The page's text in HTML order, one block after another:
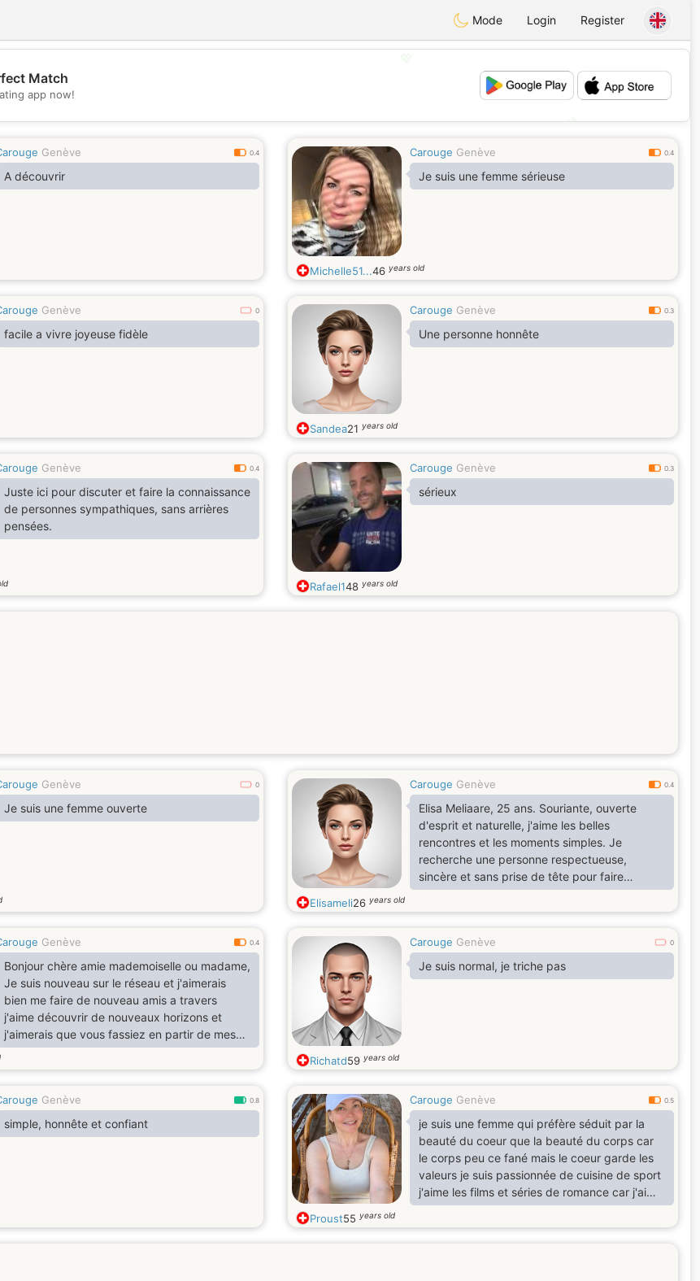
Mode Login Register
💕
Match
app now!
Genève 0.4
A découvrir
Carouge Genève 0.4
Je suis une femme sérieuse
Michelle51...46 years old
Genève 0
facile a vivre joyeuse fidèle
Carouge Genève 0.3
Une personne honnête
Sandea21 years old
Genève 0.4
Juste ici pour discuter et faire la connaissance
de personnes sympathiques, sans arrières
pensées.
Carouge Genève 0.3
sérieux
Rafael148 years old
Genève 0
Je suis une femme ouverte
Carouge Genève 0.4
Elisa Meliaare, 25 ans. Souriante, ouverte
d'esprit et naturelle, j'aime les belles
rencontres et les moments simples. Je
recherche une personne respectueuse,
sincère et sans prise de tête pour faire
connaissance et voir où la vie nous mène. Si
tu apprécies les échanges authentiques,
à m'écrire.
Elisameli26 years old
Genève 0.4
Bonjour chère amie mademoiselle ou madame,
Je suis nouveau sur le réseau et j'aimerais
bien me faire de nouveau amis a travers
j'aime découvrir de nouveaux horizons et
j'aimerais que vous fassiez en partir de mes
nouveaux amis
Carouge Genève 0
Je suis normal, je triche pas
Richatd59 years old
Genève 0.8
simple, honnête et confiant
Carouge Genève 0.5
je suis une femme qui préfère séduit par la
beauté du coeur que la beauté du corps car
le corps peu ce fané mais le coeur garde les
valeurs je suis passionnée de cuisine de sport
j'aime les films et séries de romance car j'aime
tout ce qui tourne autour de l'amour
Proust55 years old